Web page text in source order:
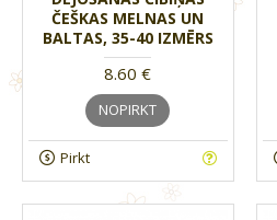
ČEŠKAS MELNAS UN
BALTAS, 35-40 IZMĒRS
8.60 €
NOPIRKT
Pirkt